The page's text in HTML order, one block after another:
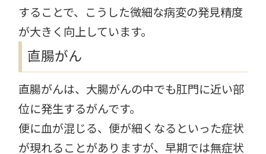
することで、こうした微細な病変の発見精度
が大きく向上しています。
直腸がん
直腸がんは、大腸がんの中でも肛門に近い部
位に発生するがんです。
便に血が混じる、便が細くなるといった症状
が現れることがありますが、早期では無症状